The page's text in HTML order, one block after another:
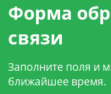
Форма
связи
Заполните поля и
ближайшее время.